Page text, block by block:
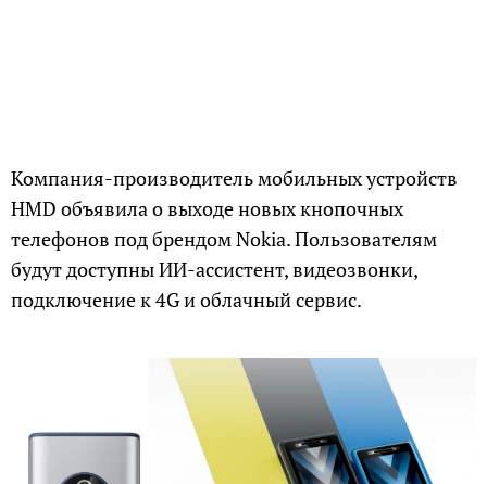
Компания-производитель мобильных устройств
HMD объявила о выходе новых кнопочных
телефонов под брендом Nokia. Пользователям
будут доступны ИИ-ассистент, видеозвонки,
подключение к 4G и облачный сервис.